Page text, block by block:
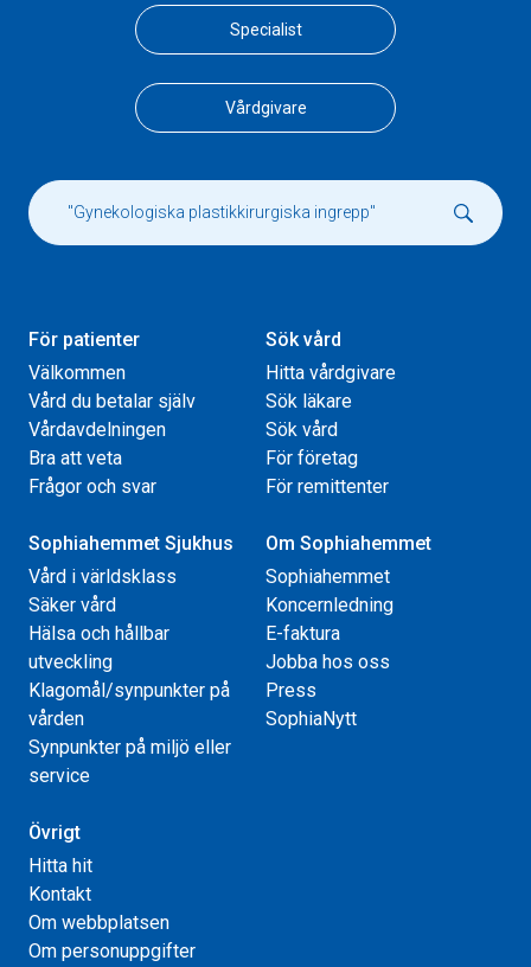
Specialist
Vårdgivare
För patienter
Välkommen
Vård du betalar själv
Vårdavdelningen
Bra att veta
Frågor och svar
Sök vård
Hitta vårdgivare
Sök läkare
Sök vård
För företag
För remittenter
Sophiahemmet Sjukhus
Vård i världsklass
Säker vård
Hälsa och hållbar
utveckling
Klagomål/synpunkter på
vården
Synpunkter på miljö eller
service
Om Sophiahemmet
Sophiahemmet
Koncernledning
E-faktura
Jobba hos oss
Press
SophiaNytt
Övrigt
Hitta hit
Kontakt
Om webbplatsen
Om personuppgifter